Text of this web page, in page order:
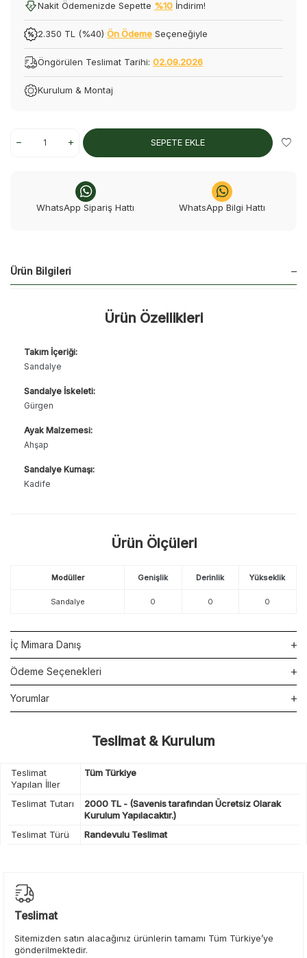
Nakit Ödemenizde Sepette %10 İndirim!
2.350 TL (%40) Ön Ödeme Seçeneğiyle
Öngörülen Teslimat Tarihi: 02.09.2026
Kurulum & Montaj
SEPETE EKLE
WhatsApp Sipariş Hattı WhatsApp Bilgi Hattı
Ürün Bilgileri
Ürün Özellikleri
Takım İçeriği:
Sandalye
Sandalye İskeleti:
Gürgen
Ayak Malzemesi:
Ahşap
Sandalye Kumaşı:
Kadife
Ürün Ölçüleri
Modüller Genişlik Derinlik Yükseklik
Sandalye 0 0 0
İç Mimara Danış
Ödeme Seçenekleri
Yorumlar
Teslimat & Kurulum
Teslimat
Yapılan İller
Tüm Türkiye
Teslimat Tutarı
2000 TL - (Savenis tarafından Ücretsiz Olarak
Kurulum Yapılacaktır.)
Teslimat Türü
Randevulu Teslimat
Teslimat
Sitemizden satın alacağınız ürünlerin tamamı Tüm Türkiye’ye
gönderilmektedir.